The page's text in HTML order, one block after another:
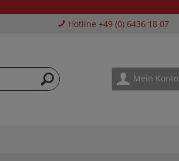
Hotline +49 (0) 6436 18 07
Mein Konto